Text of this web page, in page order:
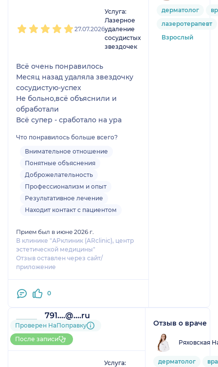
27.07.2026
Услуга:
Лазерное
удаление
сосудистых
звездочек
Всё очень понравилось
Месяц назад удаляла звездочку
сосудистую-успех
Не больно,всё объяснили и
обработали
Всё супер - сработало на ура
Что понравилось больше всего?
Внимательное отношение
Понятные объяснения
Доброжелательность
Профессионализм и опыт
Результативное лечение
Находит контакт с пациентом
Прием был в июне 2026 г.
В клинике "АРклиник (ARсlinic), центр
эстетической медицины"
Отзыв оставлен через сайт/
приложение
0
дерматолог
лазеротерапевт
Взрослый
791....@....ru
13 отзывов
Больше 20 записей через
НаПоправку
Проверен НаПоправку
После записи
Услуга:
Отзыв о враче
Ряховская
дерматолог